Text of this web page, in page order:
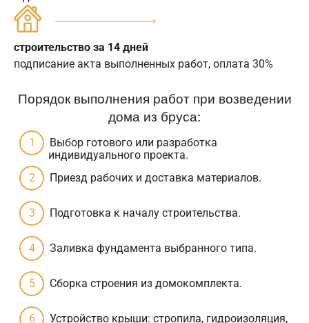
строительство за 14 дней
подписание акта выполненных работ, оплата 30%
Порядок выполнения работ при возведении
дома из бруса:
Выбор готового или разработка
индивидуального проекта.
Приезд рабочих и доставка материалов.
Подготовка к началу строительства.
Заливка фундамента выбранного типа.
Сборка строения из домокомплекта.
Устройство крыши: стропила, гидроизоляция,